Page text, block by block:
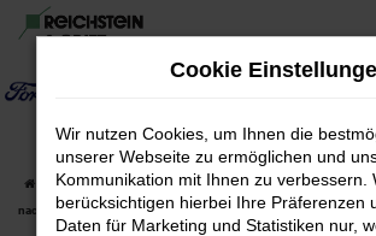
Zum
springen
Startseite Apolda Volvo
Volvo XC60 in Apolda
nach Apolda
Cookie
Wir nutzen Cookies, um Ihnen die
unserer Webseite zu ermöglichen und
Kommunikation mit Ihnen zu verbessern.
berücksichtigen hierbei Ihre Präferenzen
Daten für Marketing und Statistiken nur,